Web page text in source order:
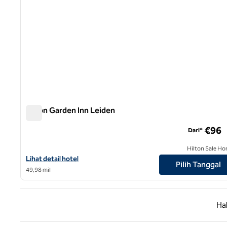
Hilton Garden Inn Leiden
Lihat detail hotel untuk Hilton Garden Inn Leiden
Lihat detail hotel
49,98 mil
Dari* €96
Hilton Sale
Pilih Tanggal